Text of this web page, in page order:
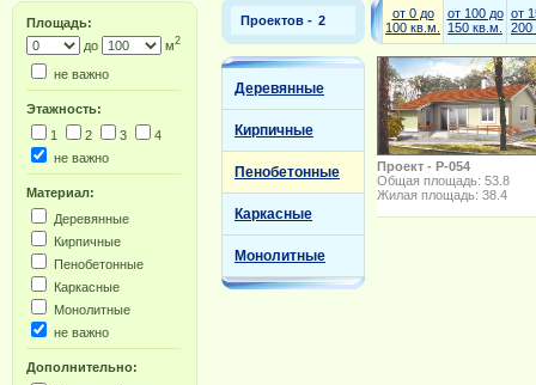
Площадь:
до
м2
не важно
Этажность:
1
2 3
4
не важно
Материал:
Деревянные
Кирпичные
Пенобетонные
Каркасные
Монолитные
не важно
Дополнительно:
Проектов -
от 0 до
100 кв.м.
от 100 до
150 кв.м.
от
200
Деревянные
Кирпичные
Пенобетонные
Каркасные
Монолитные
Проект - P-054
Общая площадь: 53.8
Жилая площадь: 38.4